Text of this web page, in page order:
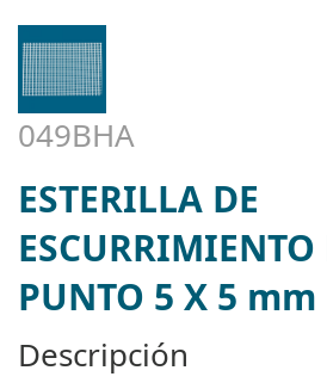
049BHA
ESTERILLA DE
PUNTO 5 X 5 mm
Descripción